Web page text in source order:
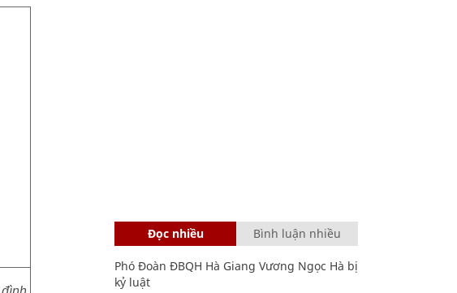
Đọc nhiều Bình luận nhiều
Phó Đoàn ĐBQH Hà Giang Vương Ngọc Hà bị
kỷ luật